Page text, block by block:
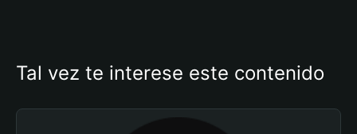
Tal vez te interese este contenido